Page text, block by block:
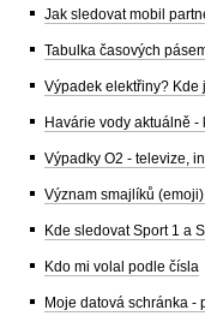
Jak sledovat mobil
Tabulka časových
Výpadek elektřiny? Kde
Havárie vody aktuálně
Výpadky O2 - televize,
Význam smajlíků
Kde sledovat Sport 1 a
Kdo mi volal podle čísla
Moje datová schránka -